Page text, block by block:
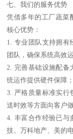
七、我们的服务优势
凭借多年的工厂蔬菜
核心优势：
1. 专业团队支持拥有
团队，确保系统高效
2. 完善基础设施配备
统运作提供硬件保障；
3. 严格质量标准实行
送时效等方面向客户
4. 丰富合作经验已与
技、万科地产、美的